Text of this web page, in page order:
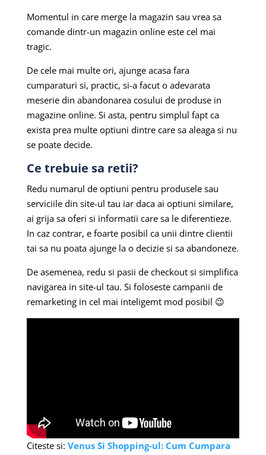
Momentul in care merge la magazin sau vrea sa
comande dintr-un magazin online este cel mai
tragic.
De cele mai multe ori, ajunge acasa fara
cumparaturi si, practic, si-a facut o adevarata
meserie din abandonarea cosului de produse in
magazine online. Si asta, pentru simplul fapt ca
exista prea multe optiuni dintre care sa aleaga si nu
se poate decide.
Ce trebuie sa retii?
Redu numarul de optiuni pentru produsele sau
serviciile din site-ul tau iar daca ai optiuni similare,
ai grija sa oferi si informatii care sa le diferentieze.
In caz contrar, e foarte posibil ca unii dintre clientii
tai sa nu poata ajunge la o decizie si sa abandoneze.
De asemenea, redu si pasii de checkout si simplifica
navigarea in site-ul tau. Si foloseste campanii de
remarketing in cel mai inteligemt mod posibil 😉
Citeste si: Venus Si Shopping-ul: Cum Cumpara